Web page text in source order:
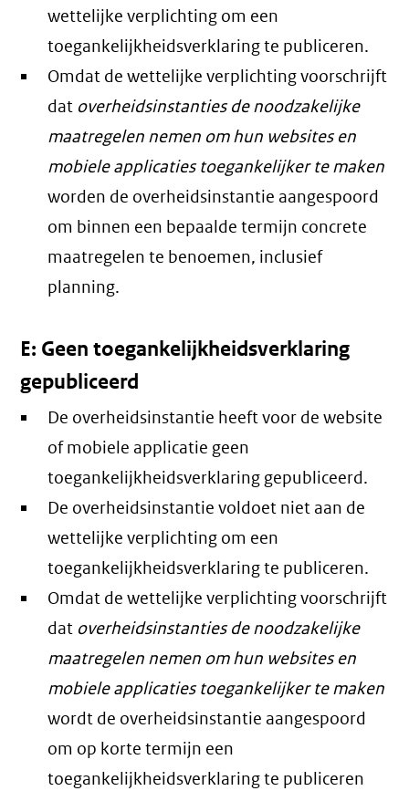
wettelijke verplichting om een
toegankelijkheidsverklaring te publiceren.
Omdat de wettelijke verplichting voorschrijft
dat overheidsinstanties de noodzakelijke
maatregelen nemen om hun websites en
mobiele applicaties toegankelijker te maken
worden de overheidsinstantie aangespoord
om binnen een bepaalde termijn concrete
maatregelen te benoemen, inclusief
planning.
E: Geen toegankelijkheidsverklaring
gepubliceerd
De overheidsinstantie heeft voor de website
of mobiele applicatie geen
toegankelijkheidsverklaring gepubliceerd.
De overheidsinstantie voldoet niet aan de
wettelijke verplichting om een
toegankelijkheidsverklaring te publiceren.
Omdat de wettelijke verplichting voorschrijft
dat overheidsinstanties de noodzakelijke
maatregelen nemen om hun websites en
mobiele applicaties toegankelijker te maken
wordt de overheidsinstantie aangespoord
om op korte termijn een
toegankelijkheidsverklaring te publiceren